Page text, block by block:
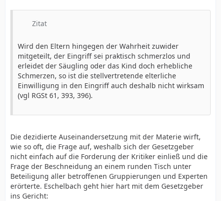
Zitat
Wird den Eltern hingegen der Wahrheit zuwider
mitgeteilt, der Eingriff sei praktisch schmerzlos und
erleidet der Säugling oder das Kind doch erhebliche
Schmerzen, so ist die stellvertretende elterliche
Einwilligung in den Eingriff auch deshalb nicht wirksam
(vgl RGSt 61, 393, 396).
Die dezidierte Auseinandersetzung mit der Materie wirft,
wie so oft, die Frage auf, weshalb sich der Gesetzgeber
nicht einfach auf die Forderung der Kritiker einließ und die
Frage der Beschneidung an einem runden Tisch unter
Beteiligung aller betroffenen Gruppierungen und Experten
erörterte. Eschelbach geht hier hart mit dem Gesetzgeber
ins Gericht: